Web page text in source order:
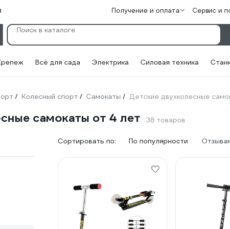
Получение и оплата Сервис и
Всё для сада Электрика Силовая техника
/ Колесный спорт / Самокаты / Детские двухколесные
самокаты от 4 лет 38 товаров
Сортировать по: По популярности